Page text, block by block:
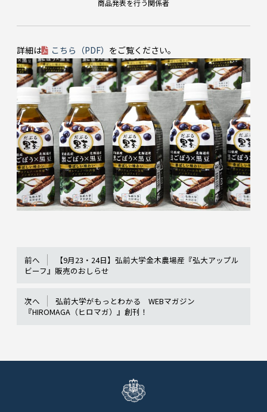
商品発表を行う関係者
詳細は こちら（PDF） をご覧ください。
前へ
【9月23・24日】弘前大学金木農場産『弘大アップル
ビーフ』販売のおしらせ
次へ
弘前大学がもっとわかる WEBマガジン
『HIROMAGA（ヒロマガ）』創刊！